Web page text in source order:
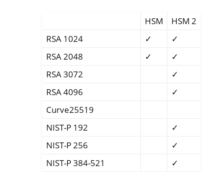
HSM
HSM 2
RSA 1024
✓
✓
RSA 2048
✓
✓
RSA 3072
✓
RSA 4096
✓
Curve25519
NIST-P 192
✓
NIST-P 256
✓
NIST-P 384-521
✓